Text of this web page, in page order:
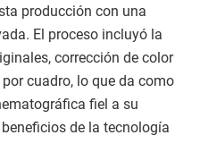
producción con una
El proceso incluyó la
corrección de color
cuadro, lo que da como
fiel a su
de la tecnología